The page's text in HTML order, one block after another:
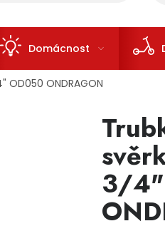
Domácnost
ONDRAGON
3/4"